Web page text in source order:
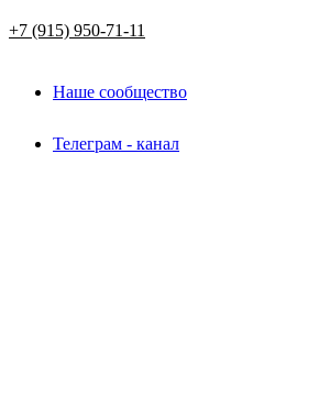
+7 (915) 950-71-11
Наше сообщество
Телеграм - канал